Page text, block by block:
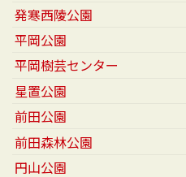
発寒西陵公園
平岡公園
平岡樹芸センター
星置公園
前田公園
前田森林公園
円山公園